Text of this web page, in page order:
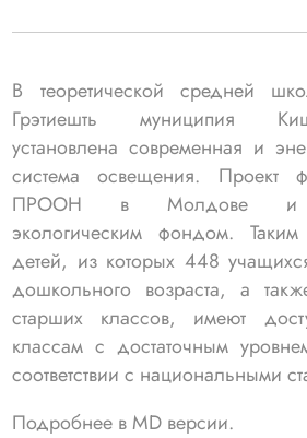
В теоретической средней
Грэтиешть муниципия
установлена ​​современная и
система освещения. Проект
ПРООН в Молдове и
экологическим фондом.
детей, из которых 448
дошкольного возраста, а
старших классов, имеют
классам с достаточным
соответствии с национальными
Подробнее в MD версии.